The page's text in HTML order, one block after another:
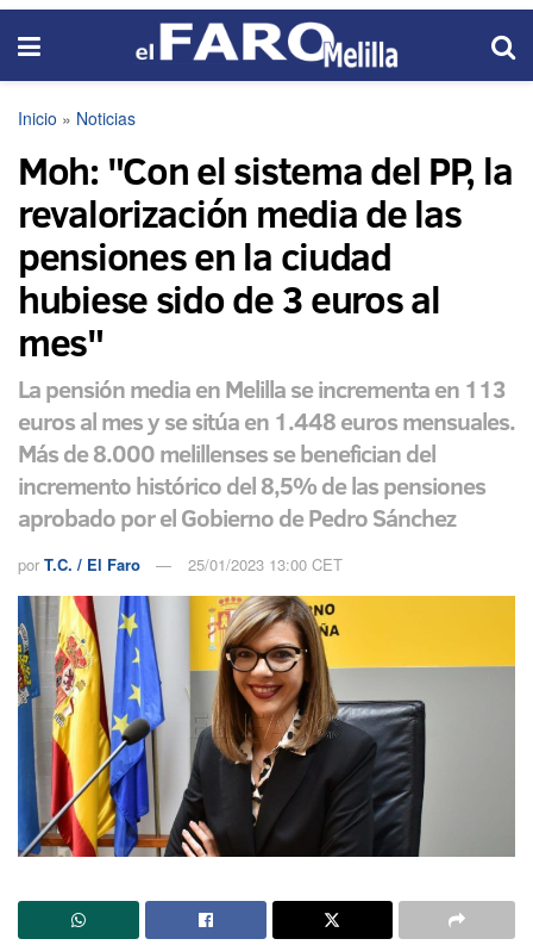
Inicio » Noticias
Moh: "Con el sistema del PP, la
revalorización media de las
pensiones en la ciudad
hubiese sido de 3 euros al
mes"
La pensión media en Melilla se incrementa en 113
euros al mes y se sitúa en 1.448 euros mensuales.
Más de 8.000 melillenses se benefician del
incremento histórico del 8,5% de las pensiones
aprobado por el Gobierno de Pedro Sánchez
por T.C. / El Faro 25/01/2023 13:00 CET